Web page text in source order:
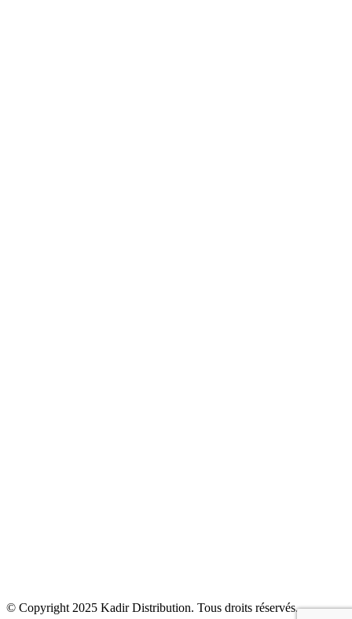
© Copyright 2025 Kadir Distribution. Tous droits réservés.